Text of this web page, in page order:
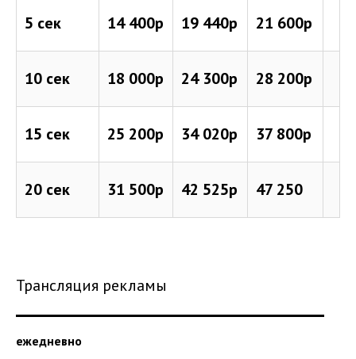
5 сек 14 400р 19 440р 21 600р
10 сек 18 000р 24 300р 28 200р
15 сек 25 200р 34 020р 37 800р
20 сек 31 500р 42 525р 47 250
Трансляция рекламы
ежедневно